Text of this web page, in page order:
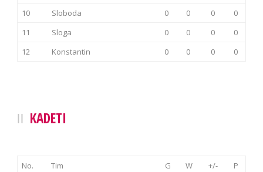
10
Sloboda 0 0 0
0
11
Sloga 0 0 0
0
12
Konstantin 0 0 0 0
KADETI
No. Tim G W +/-
P